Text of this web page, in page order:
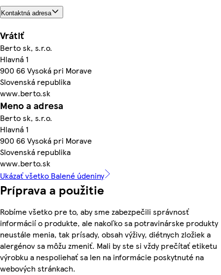
Kontaktná adresa
Vrátiť
Berto sk, s.r.o.
Hlavná 1
900 66 Vysoká pri Morave
Slovenská republika
www.berto.sk
Meno a adresa
Berto sk, s.r.o.
Hlavná 1
900 66 Vysoká pri Morave
Slovenská republika
www.berto.sk
Ukázať všetko Balené údeniny
Príprava a použitie
Robíme všetko pre to, aby sme zabezpečili správnosť
informácií o produkte, ale nakoľko sa potravinárske produkty
neustále menia, tak prísady, obsah výživy, diétnych zložiek a
alergénov sa môžu zmeniť. Mali by ste si vždy prečítať etiketu
výrobku a nespoliehať sa len na informácie poskytnuté na
webových stránkach.